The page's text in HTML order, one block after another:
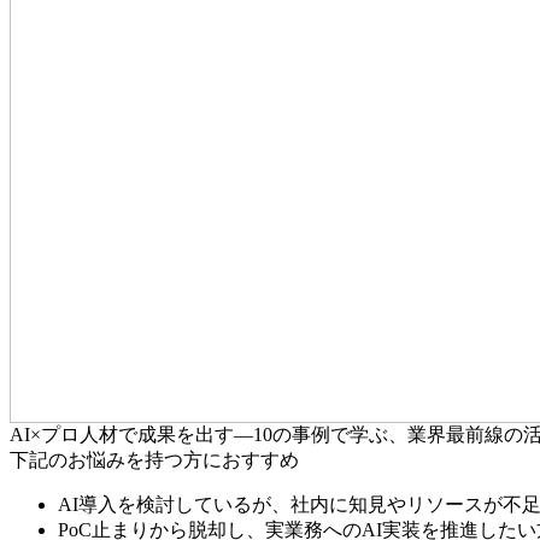
AI×プロ人材で成果を出す—10の事例で学ぶ、業界最前線の
下記のお悩みを持つ方におすすめ
AI導入を検討しているが、社内に知見やリソースが不
PoC止まりから脱却し、実業務へのAI実装を推進したい